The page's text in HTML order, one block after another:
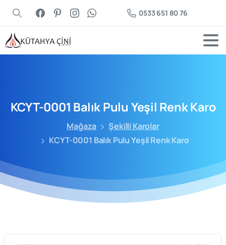
0533 651 80 76
KCYT-0001 BalıkPulu Yeşil RenkKaro
Mağaza
Şekilli Karolar
KCYT-0001 Balık Pulu Yeşil Renk Karo